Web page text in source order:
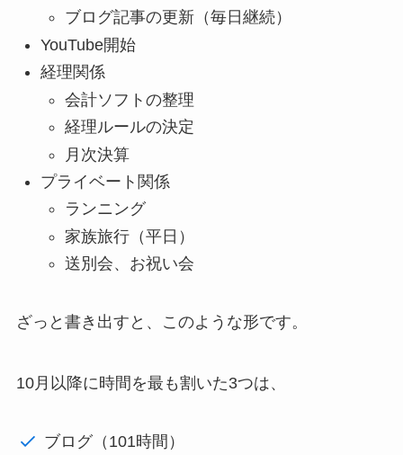
ブログ記事の更新（毎日継続）
YouTube開始
経理関係
会計ソフトの整理
経理ルールの決定
月次決算
プライベート関係
ランニング
家族旅行（平日）
送別会、お祝い会
ざっと書き出すと、このような形です。
10月以降に時間を最も割いた3つは、
ブログ（101時間）